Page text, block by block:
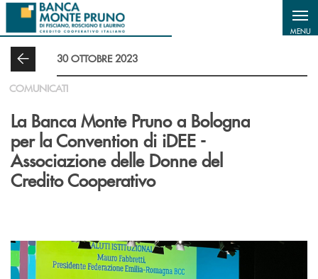
Salta al contenuto principale
MENU
30 OTTOBRE 2023
COMUNICATI
La Banca Monte Pruno a Bologna
per la Convention di iDEE -
Associazione delle Donne del
Credito Cooperativo